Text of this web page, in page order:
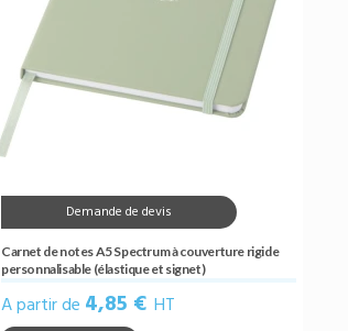
Demande de devis
Carnet de notes A5 Spectrum à couverture rigide
personnalisable (élastique et signet)
A partir de 4,85 € HT